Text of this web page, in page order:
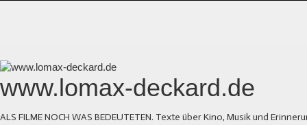
www.lomax-deckard.de
ALS FILME NOCH WAS BEDEUTETEN. Texte über Kino, Musik und